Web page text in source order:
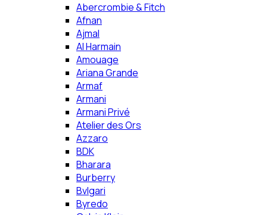
Abercrombie & Fitch
Afnan
Ajmal
Al Harmain
Amouage
Ariana Grande
Armaf
Armani
Armani Privé
Atelier des Ors
Azzaro
BDK
Bharara
Burberry
Bvlgari
Byredo